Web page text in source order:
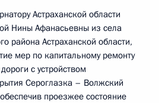
Астраханской области
Нины Афанасьевны из села
района Астраханской области,
мер по капитальному ремонту
с устройством
Сероглазка – Волжский
проезжее состояние